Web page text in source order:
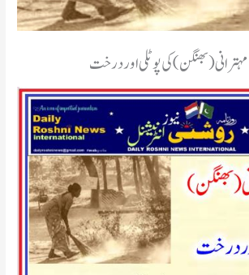
(بھنگن) کی پوٹلی اور درخت